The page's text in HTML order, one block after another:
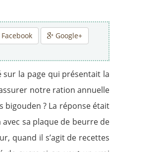
Facebook Google+
la page qui présentait la
notre ration annuelle
? La réponse était
sa plaque de beurre de
quand il s’agit de recettes